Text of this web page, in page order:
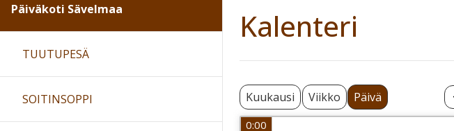
Kalenteri
Kuukausi Viikko Päivä
0:00
Päiväkoti Sävelmaa
TUUTUPESÄ
SOITINSOPPI